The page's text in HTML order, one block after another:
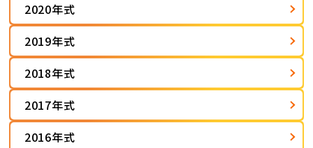
2020年式
2019年式
2018年式
2017年式
2016年式